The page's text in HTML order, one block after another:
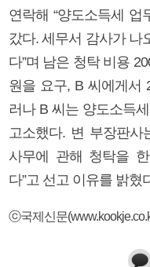
연락해 “양도소득세
갔다. 세무서 감사가 나
다”며 남은 청탁 비용
원을 요구, B 씨에게서
러나 B 씨는 양도소득
고소했다. 변 부장판
사무에 관해 청탁을
다”고 선고 이유를 밝혔
ⓒ국제신문